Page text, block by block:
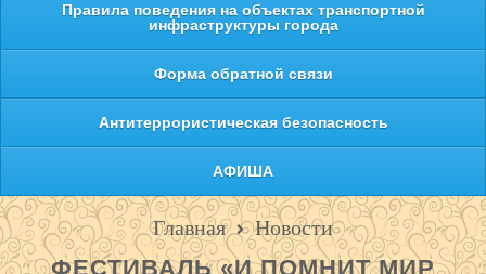
Правила поведения на объектах транспортной
инфраструктуры города
Форма обратной связи
Антитеррористическая безопасность
АФИША
Главная Новости
ФЕСТИВАЛЬ «И ПОМНИТ МИР